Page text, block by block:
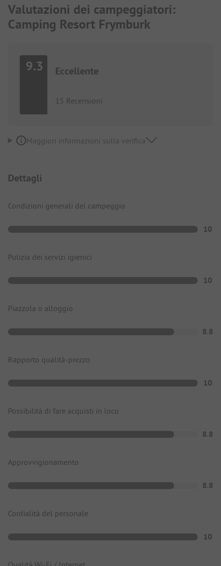
Valutazioni dei campeggiatori:
Camping Resort Frymburk
9.3 Eccellente
15 Recensioni
Maggiori informazioni sulla verifica
Dettagli
Condizioni generali del campeggio
10
Pulizia dei servizi igienici
10
Piazzola o alloggio
8.8
Rapporto qualità-prezzo
10
Possibilità di fare acquisti in loco
8.8
Approvvigionamento
8.8
Cordialità del personale
10